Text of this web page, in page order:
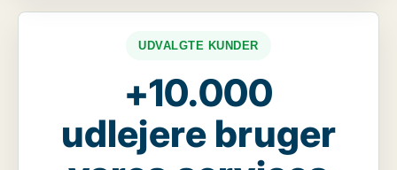
UDVALGTE KUNDER
+10.000
udlejere bruger